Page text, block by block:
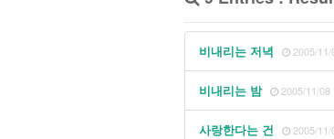
비내리는 저녁 2005/11/
비내리는 밤 2005/11/08
사랑한다는 건 2005/11/